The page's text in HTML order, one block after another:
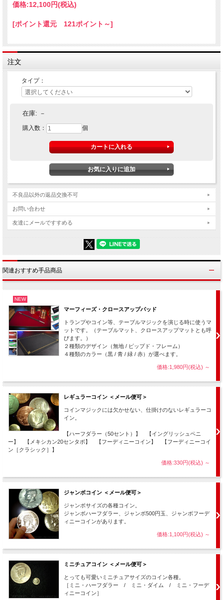
ハーフダラーコイン（５０セント）が２枚、
ダイム（１０セント）が１枚、
１枚ずつゆっくりと手の中に握っていきます。
（相手が大人の場合は合計金額を計算していってもらうと良いでしょう。）
４枚とも手の中に握り・・・
（金額計算の場合は 「残りはいくら？」 と聞きます。）
当然３枚（８５セント）のハズですが・・・
手を開くとコインはありません！
コインは３枚とも煙のように
価格:12,100円(税込)
[ポイント還元 121ポイント～]
注文
タイプ：
在庫: －
購入数： 個
不良品以外の返品交換不可
お問い合わせ
友達にメールですすめる
関連おすすめ手品商品
NEW
マーフィーズ・クロースアップパッド
トランプやコイン等、テーブルマジックを演じる時に使うマ
ットです。（テーブルマット、クロースアップマットとも呼
びます。）
２種類のデザイン（無地 / ピップド・フレーム）
４種類のカラー（黒 / 青 / 緑 / 赤）が選べます。
価格:1,980円(税込) ～
レギュラーコイン ＜メール便可＞
コインマジックには欠かせない、仕掛けのないレギュラーコ
イン。
【ハーフダラー（50セント）】 【イングリッシュペニ
ー】 【メキシカン20センタボ】 【フーディニーコイン】 【フーディニーコイ
ン［クラシック］】
価格:330円(税込) ～
ジャンボコイン ＜メール便可＞
ジャンボサイズの各種コイン。
ジャンボハーフダラー、ジャンボ500円玉、ジャンボフーデ
ィニーコインがあります。
価格:1,100円(税込) ～
ミニチュアコイン ＜メール便可＞
とっても可愛いミニチュアサイズのコイン各種。
［ミニ・ハーフダラー / ミニ・ダイム / ミニ・フーデ
ィニーコイン］